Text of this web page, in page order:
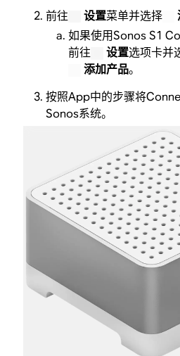
前往
设置菜单并选择
如果使用Sonos S1
前往
设置选项卡并
添加产品。
按照App中的步骤将
Sonos系统。